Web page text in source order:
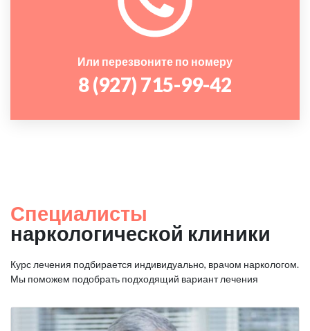
Или перезвоните по номеру
8 (927) 715-99-42
Специалисты
наркологической клиники
Курс лечения подбирается индивидуально, врачом наркологом.
Мы поможем подобрать подходящий вариант лечения